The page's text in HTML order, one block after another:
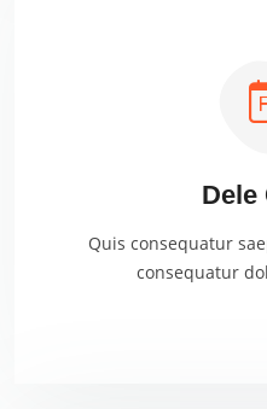
Dele
Quis consequatur
consequatur